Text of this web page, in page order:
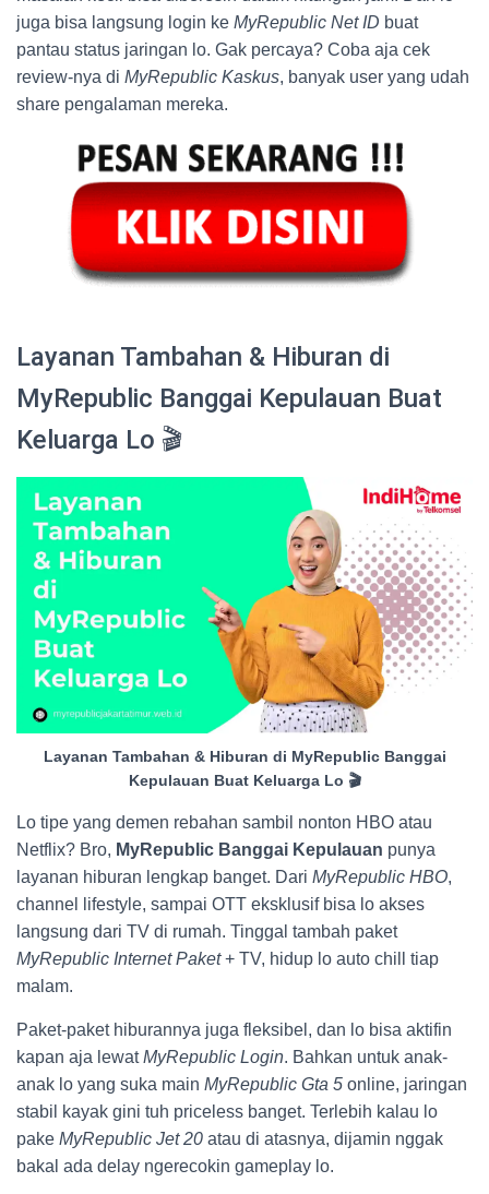
juga bisa langsung login ke MyRepublic Net ID buat
pantau status jaringan lo. Gak percaya? Coba aja cek
review-nya di MyRepublic Kaskus, banyak user yang udah
share pengalaman mereka.
Layanan Tambahan & Hiburan di
MyRepublic Banggai Kepulauan Buat
Keluarga Lo 🎬
Layanan Tambahan & Hiburan di MyRepublic Banggai
Kepulauan Buat Keluarga Lo 🎬
Lo tipe yang demen rebahan sambil nonton HBO atau
Netflix? Bro, MyRepublic Banggai Kepulauan punya
layanan hiburan lengkap banget. Dari MyRepublic HBO,
channel lifestyle, sampai OTT eksklusif bisa lo akses
langsung dari TV di rumah. Tinggal tambah paket
MyRepublic Internet Paket+ TV, hidup lo auto chill tiap
malam.
Paket-paket hiburannya juga fleksibel, dan lo bisa aktifin
kapan aja lewatMyRepublic Login. Bahkan untuk anak-
anak lo yang suka main MyRepublic Gta 5 online, jaringan
stabil kayak gini tuh priceless banget. Terlebih kalau lo
pake MyRepublic Jet 20 atau di atasnya, dijamin nggak
bakal ada delay ngerecokin gameplay lo.